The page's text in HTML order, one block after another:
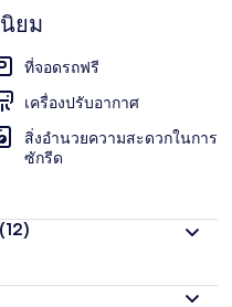
วณภายนอก
ยม
ที่จอดรถฟรี
เครื่องปรับอากาศ
สิ่งอำนวยความสะดวกในการ
ซักรีด
(12)